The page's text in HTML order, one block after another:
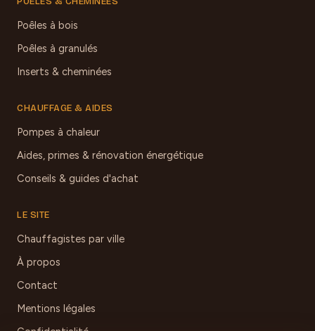
Poêles à bois
Poêles à granulés
Inserts & cheminées
CHAUFFAGE & AIDES
Pompes à chaleur
Aides, primes & rénovation énergétique
Conseils & guides d'achat
LE SITE
Chauffagistes par ville
À propos
Contact
Mentions légales